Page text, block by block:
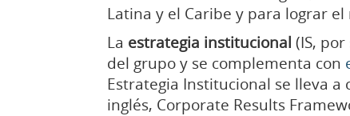
Latina y el Caribe y para lograr
La estrategia institucional (IS,
del grupo y se complementa con
Estrategia Institucional se lleva a
inglés, Corporate Results